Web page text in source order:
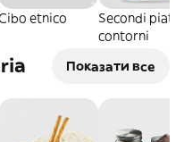
etnico
Secondi piatti
contorni
Показати все